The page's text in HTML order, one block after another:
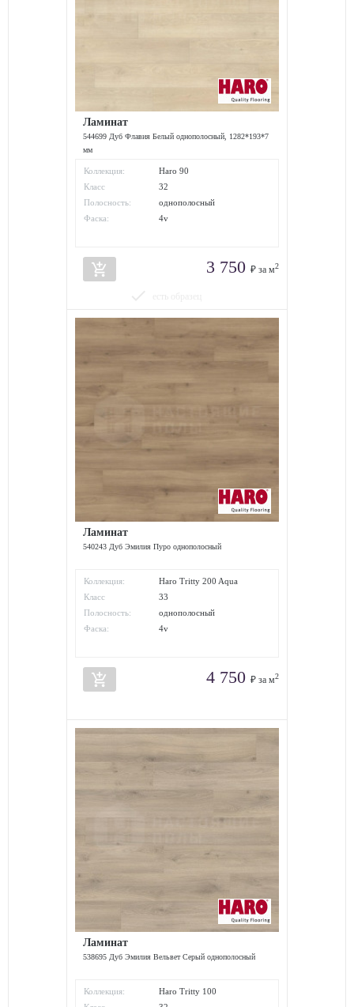
Ламинат
544699 Дуб Флавия Белый однополосный, 1282*193*7
мм
Коллекция:
Haro 90
Класс
износостойкости:
32
Полосность:
однополосный
Фаска:
4v
add_shopping_cart 3 750 ₽ за м2
Ламинат
540243 Дуб Эмилия Пуро однополосный
Коллекция:
Haro Tritty 200 Aqua
Класс
износостойкости:
33
Полосность:
однополосный
Фаска:
4v
add_shopping_cart 4 750 ₽ за м2
Ламинат
538695 Дуб Эмилия Вельвет Серый однополосный
Коллекция:
Haro Tritty 100